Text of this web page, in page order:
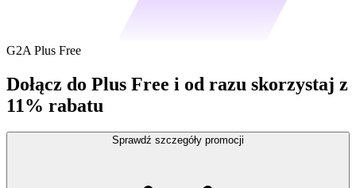
G2A Plus Free
Dołącz do Plus Free i od razu skorzystaj z
11% rabatu
Sprawdź szczegóły promocji